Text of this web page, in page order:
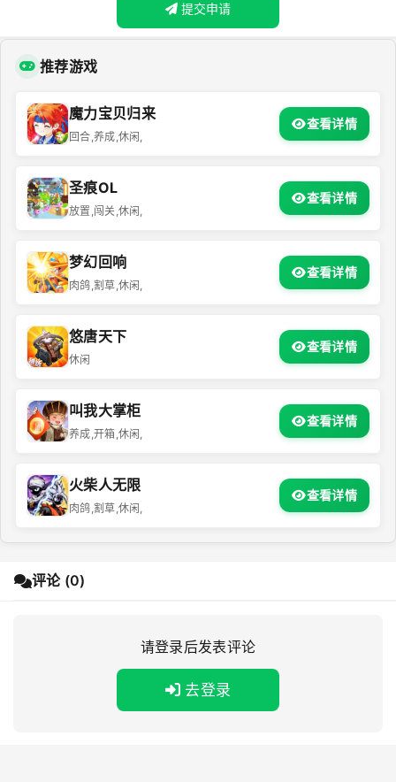
提交申请
推荐游戏
魔力宝贝归来
回合,养成,休闲,
查看详情
圣痕OL
放置,闯关,休闲,
查看详情
梦幻回响
肉鸽,割草,休闲,
查看详情
悠唐天下
休闲
查看详情
叫我大掌柜
养成,开箱,休闲,
查看详情
火柴人无限
肉鸽,割草,休闲,
查看详情
评论 (0)
请登录后发表评论
去登录